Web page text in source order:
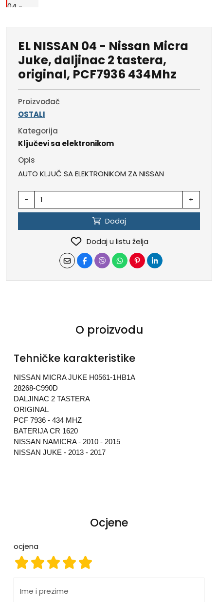
EL NISSAN 04 - Nissan Micra
Juke, daljinac 2 tastera,
original, PCF7936 434Mhz
Proizvođač
OSTALI
Kategorija
Ključevi sa elektronikom
Opis
AUTO KLJUČ SA ELEKTRONIKOM ZA NISSAN
- +
Dodaj
Dodaj u listu želja
O proizvodu
Tehničke karakteristike
NISSAN MICRA JUKE H0561-1HB1A
28268-C990D
DALJINAC 2 TASTERA
ORIGINAL
PCF 7936 - 434 MHZ
BATERIJA CR 1620
NISSAN NAMICRA - 2010 - 2015
NISSAN JUKE - 2013 - 2017
Ocjene
ocjena
ocjena 5
ocjena 4
ocjena 3
ocjena 2
ocjena 1
Ime i prezime